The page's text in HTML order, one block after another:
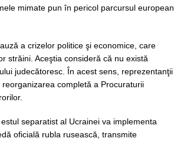
mimate pun în pericol parcursul european
a crizelor politice şi economice, care
străini. Aceştia consideră că nu există
judecătoresc. În acest sens, reprezentanţii
completă a Procuraturii
separatist al Ucrainei va implementa
oficială rubla rusească, transmite